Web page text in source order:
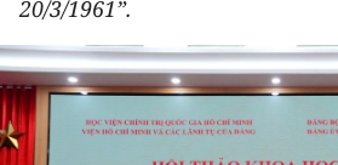
THỂ THAO
GIÁO DỤC
Y TẾ
20/3/1961”.